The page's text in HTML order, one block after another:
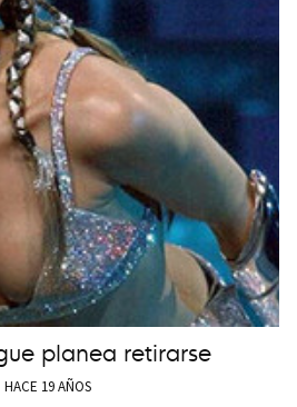
planea retirarse
HACE 19 AÑOS